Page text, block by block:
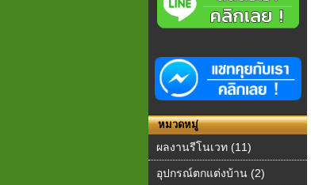
หมวดหมู่
ผลงานรีโนเวท (11)
อุปกรณ์ตกแต่งบ้าน (2)